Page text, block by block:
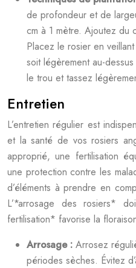
de profondeur et de
cm à 1 mètre. Ajoutez du
Placez le rosier en
soit légèrement au-
le trou et tassez
Entretien
L’entretien régulier est
et la santé de vos rosiers
approprié, une fertilisation
une protection contre les
d’éléments à prendre en
L’*arrosage des rosiers*
fertilisation* favorise la
Arrosage : Arrosez
périodes sèches. Évitez